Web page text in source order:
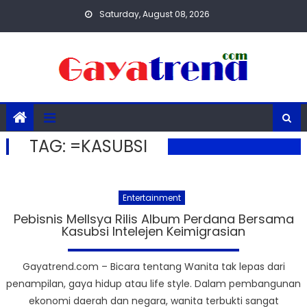
Saturday, August 08, 2026
TAG: =KASUBSI
Entertainment
Pebisnis Mellsya Rilis Album Perdana Bersama
Kasubsi Intelejen Keimigrasian
Gayatrend.com – Bicara tentang Wanita tak lepas dari
penampilan, gaya hidup atau life style. Dalam pembangunan
ekonomi daerah dan negara, wanita terbukti sangat